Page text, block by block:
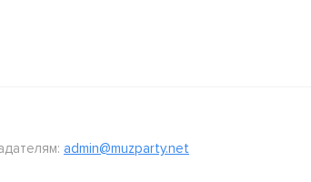
admin@muzparty.net